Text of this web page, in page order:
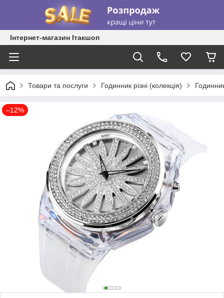
Інтернет-магазин Ітакшоп
Товари та послуги Годинник різні (колекція)
–12%